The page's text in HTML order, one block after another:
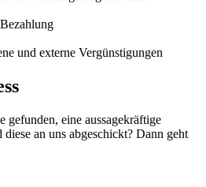
und externe Vergünstigungen
gefunden, eine aussagekräftige
an uns abgeschickt? Dann geht